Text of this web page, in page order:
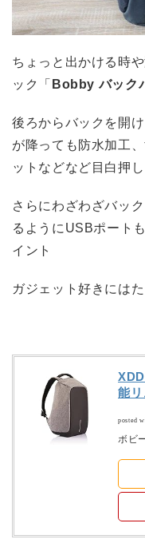
ちょっと出かける時
ック「 Bobby バック
後ろからバックを開
が降っても防水加工
ットなどなど目白押し
さらにわざわざバッ
るようにUSBポート
イント
ガジェット好きには
能
posted
ボビ